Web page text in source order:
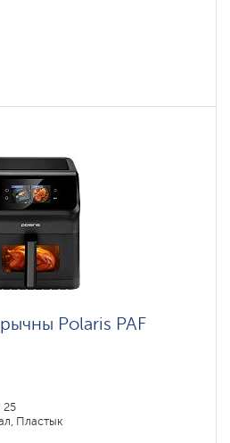
гриль
Polaris PAF
25
Пластык